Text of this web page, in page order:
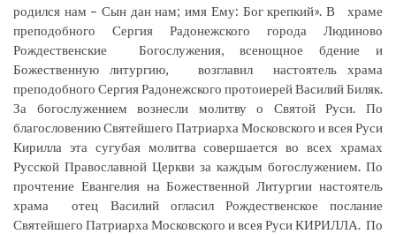
родился нам – Сын дан нам; имя Ему: Бог крепкий». В храме
преподобного Сергия Радонежского города Людиново
Рождественские Богослужения, всенощное бдение и
Божественную литургию, возглавил настоятель храма
преподобного Сергия Радонежского протоиерей Василий Биляк.
За богослужением вознесли молитву о Святой Руси. По
благословению Святейшего Патриарха Московского и всея Руси
Кирилла эта сугубая молитва совершается во всех храмах
Русской Православной Церкви за каждым богослужением. По
прочтение Евангелия на Божественной Литургии настоятель
храма отец Василий огласил Рождественское послание
Святейшего Патриарха Московского и всея Руси КИРИЛЛА. По